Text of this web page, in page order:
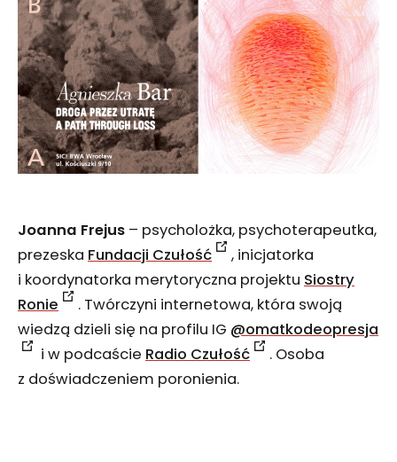
Joanna Frejus – psycholożka, psychoterapeutka,
prezeska Fundacji Czułość
, inicjatorka
i koordynatorka merytoryczna projektu Siostry
Ronie
. Twórczyni internetowa, która swoją
wiedzą dzieli się na profilu IG @omatkodeopresja
i w podcaście Radio Czułość
. Osoba
z doświadczeniem poronienia.